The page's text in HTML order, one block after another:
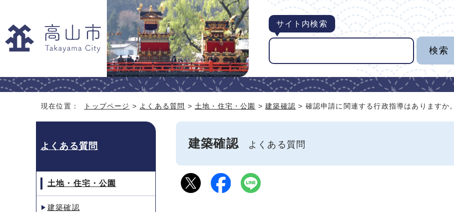
サイト内検索
現在位置： トップページ > よくある質問 > 土地・住宅・公園 >建築確認 > 確認申請に関連する行政指導はありますか。
建築確認よくある質問
よくある質問
土地・住宅・公園
建築確認